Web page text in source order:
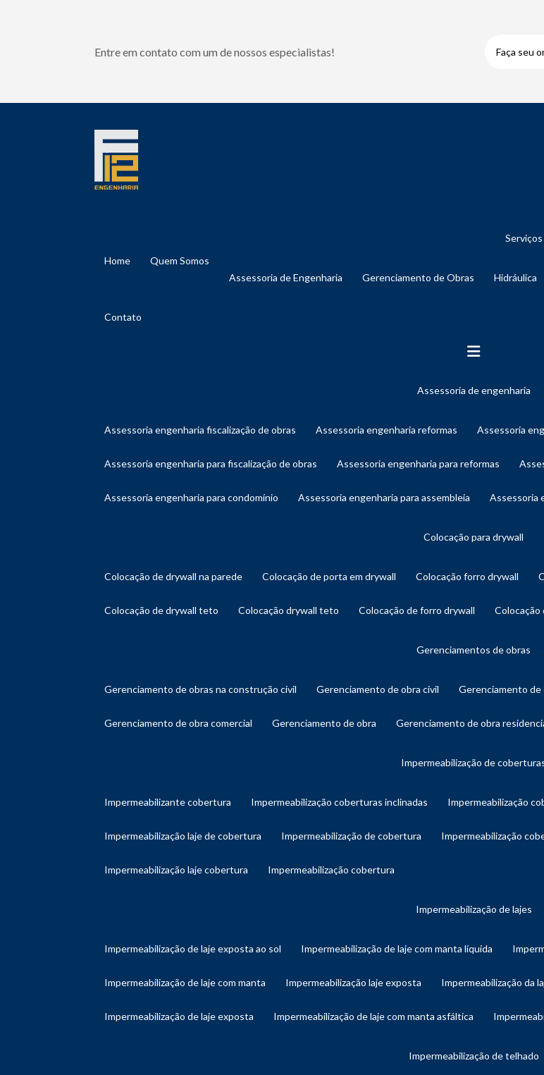
Entre em contato com um de nossos especialistas! Faça seu
Home Quem Somos
Serviços
Assessoria de Engenharia Gerenciamento de Obras Hidráulica
Contato
assessoria de engenharia
assessoria engenharia fiscalização de obras assessoria engenharia reformas assessoria
assessoria engenharia para fiscalização de obras assessoria engenharia para reformas
assessoria engenharia para condomínio assessoria engenharia para assembleia
colocação para drywall
colocação de drywall na parede colocação de porta em drywall colocação forro drywall
colocação de drywall teto colocação drywall teto colocação de forro drywall
gerenciamentos de obras
gerenciamento de obras na construção civil gerenciamento de obra civil gerenciamento
gerenciamento de obra comercial gerenciamento de obra gerenciamento de obra
impermeabilização de
impermeabilizante cobertura impermeabilização coberturas inclinadas impermeabilização
impermeabilização laje de cobertura impermeabilização de cobertura impermeabilização
impermeabilização laje cobertura impermeabilização cobertura
impermeabilização de lajes
impermeabilização de laje exposta ao sol impermeabilização de laje com manta líquida
impermeabilização de laje com manta impermeabilização laje exposta impermeabilização da
impermeabilização de laje exposta impermeabilização de laje com manta asfáltica
impermeabilização de telhado